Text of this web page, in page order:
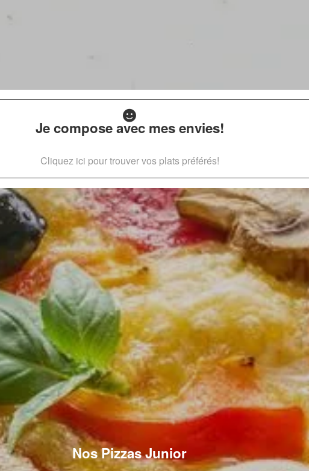
Je compose avec mes envies!
Cliquez ici pour trouver vos plats préférés!
Nos Pizzas Junior